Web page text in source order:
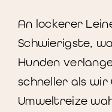
An lockerer
Schwierigste,
Hunden
schneller als wir
Umweltreize